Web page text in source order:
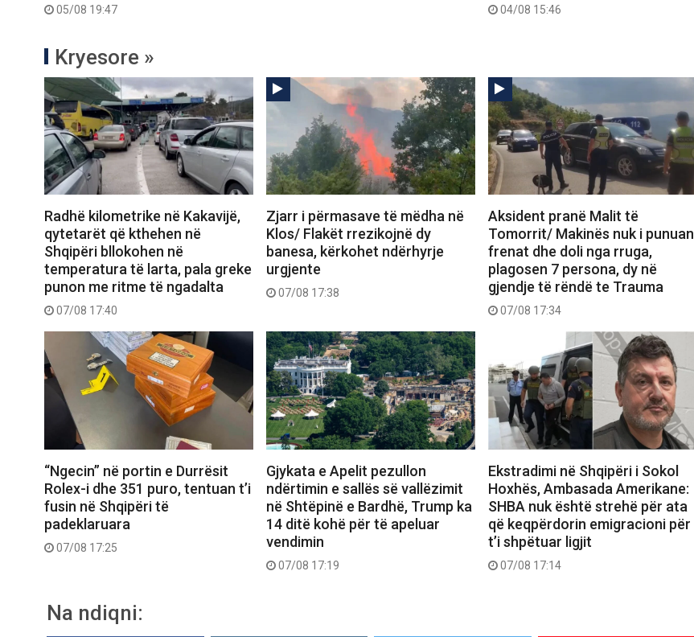
05/08 19:47 04/08 15:46
Kryesore »
Radhë kilometrike në Kakavijë,
qytetarët që kthehen në
Shqipëri bllokohen në
temperatura të larta, pala greke
punon me ritme të ngadalta
07/08 17:40
Zjarr i përmasave të mëdha në
Klos/ Flakët rrezikojnë dy
banesa, kërkohet ndërhyrje
urgjente
07/08 17:38
Aksident pranë Malit të
Tomorrit/ Makinës nuk i punuan
frenat dhe doli nga rruga,
plagosen 7 persona, dy në
gjendje të rëndë te Trauma
07/08 17:34
“Ngecin” në portin e Durrësit
Rolex-i dhe 351 puro, tentuan t’i
fusin në Shqipëri të
padeklaruara
07/08 17:25
Gjykata e Apelit pezullon
ndërtimin e sallës së vallëzimit
në Shtëpinë e Bardhë, Trump ka
14 ditë kohë për të apeluar
vendimin
07/08 17:19
Ekstradimi në Shqipëri i Sokol
Hoxhës, Ambasada Amerikane:
SHBA nuk është strehë për ata
që keqpërdorin emigracioni për
t’i shpëtuar ligjit
07/08 17:14
Na ndiqni: